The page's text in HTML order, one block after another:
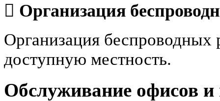
Организация
Организация беспроводных
доступную местность.
Обслуживание офисов и